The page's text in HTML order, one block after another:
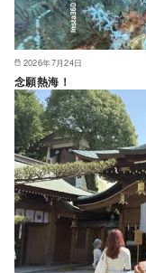
2026年7月24日
念願熱海！